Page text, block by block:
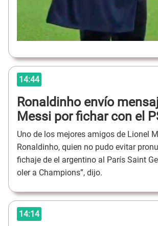
14:44
Ronaldinho envío
Messi por fichar con el
Uno de los mejores amigos de Lionel
Ronaldinho, quien no pudo evitar
fichaje de el argentino al París Saint
oler a Champions”, dijo.
14:14